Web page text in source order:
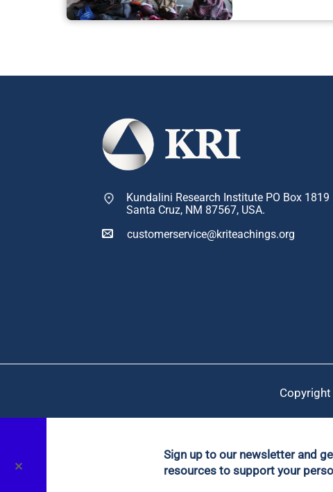
Kundalini Research Institute PO Box 1819
Santa Cruz, NM 87567, USA.
customerservice@kriteachings.org
✕
Sign up to our newsletter and
resources to support your